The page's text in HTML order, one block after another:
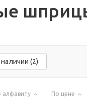
(2)
алфавиту По цене